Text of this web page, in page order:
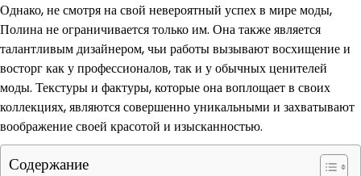
Однако, не смотря на свой невероятный успех в мире моды,
Полина не ограничивается только им. Она также является
талантливым дизайнером, чьи работы вызывают восхищение и
восторг как у профессионалов, так и у обычных ценителей
моды. Текстуры и фактуры, которые она воплощает в своих
коллекциях, являются совершенно уникальными и захватывают
воображение своей красотой и изысканностью.
Содержание